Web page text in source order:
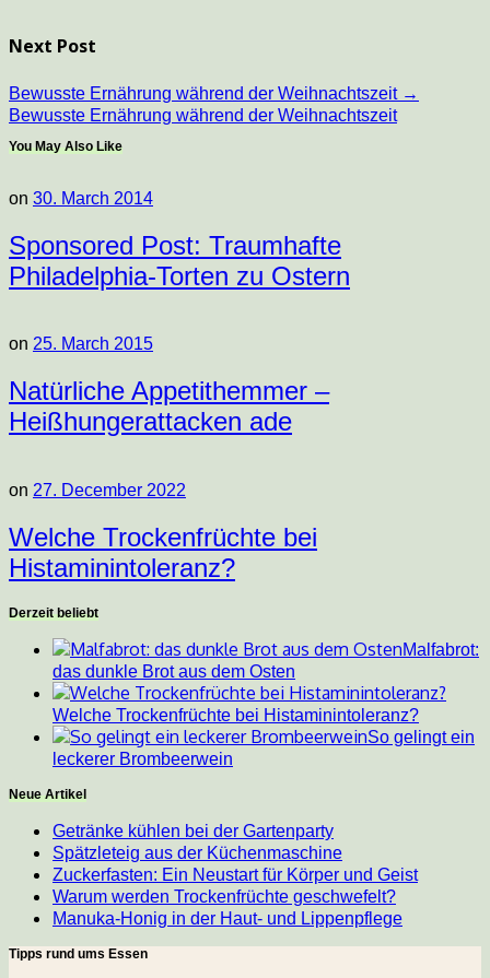
Next Post
Bewusste Ernährung während der Weihnachtszeit →
Bewusste Ernährung während der Weihnachtszeit
You May Also Like
on 30. March 2014
Sponsored Post: Traumhafte
Philadelphia-Torten zu Ostern
on 25. March 2015
Natürliche Appetithemmer –
Heißhungerattacken ade
on 27. December 2022
Welche Trockenfrüchte bei
Histaminintoleranz?
Derzeit beliebt
Malfabrot:
das dunkle Brot aus dem Osten
Welche Trockenfrüchte bei Histaminintoleranz?
So gelingt ein
leckerer Brombeerwein
Neue Artikel
Getränke kühlen bei der Gartenparty
Spätzleteig aus der Küchenmaschine
Zuckerfasten: Ein Neustart für Körper und Geist
Warum werden Trockenfrüchte geschwefelt?
Manuka-Honig in der Haut- und Lippenpflege
Tipps rund ums Essen